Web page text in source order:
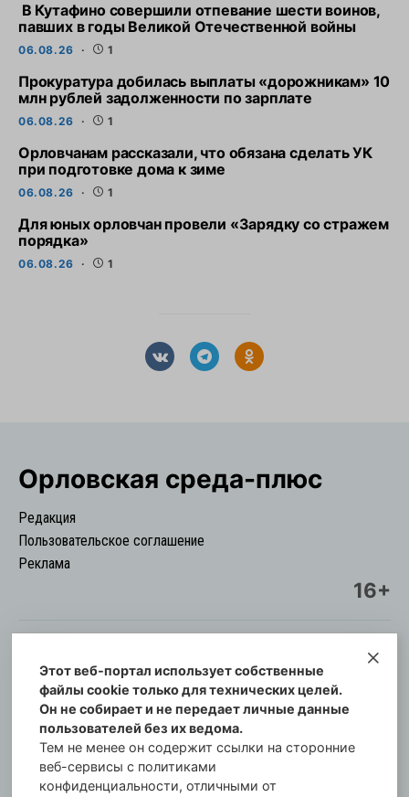
В Кутафино совершили отпевание шести воинов,
павших в годы Великой Отечественной войны
06.08.26 1
Прокуратура добилась выплаты «дорожникам» 10
млн рублей задолженности по зарплате
06.08.26 1
Орловчанам рассказали, что обязана сделать УК
при подготовке дома к зиме
06.08.26 1
Для юных орловчан провели «Зарядку со стражем
порядка»
06.08.26 1
Орловская cреда-плюс
Редакция
Пользовательское соглашение
Реклама
16+
© Информационный городской портал
Орловская cреда-плюс, 2021-2026
Свидетельство о регистрации СМИ: ПИ №57-
00254 от 29 октября 2013 г.
Газета зарегистрирована Управлением
Федеральной службы по надзору в сфере связи,
Этот веб-портал использует собственные
файлы cookie только для технических целей.
Он не собирает и не передает личные данные
пользователей без их ведома.
Тем не менее он содержит ссылки на сторонние
веб-сервисы с политиками
конфиденциальности, отличными от